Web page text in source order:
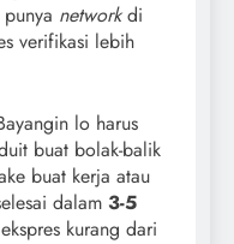
networkdi
verifikasi lebih
lo harus
buat bolak-balik
buat kerja atau
dalam 3-5
kurang dari